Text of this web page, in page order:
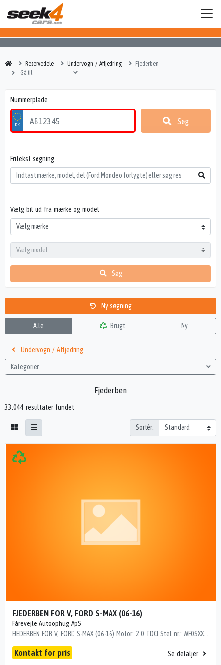
Reservedele Undervogn / Affjedring Fjederben
Nummerplade
Søg
Fritekst søgning
Vælg bil ud fra mærke og model
Søg
Ny søgning
Alle Brugt Ny
Undervogn / Affjedring
Kategorier
Fjederben
33.044 resultater fundet
Sortér:
FJEDERBEN FOR V, FORD S-MAX (06-16)
Fårevejle Autoophug ApS
Kontakt for pris Se detaljer